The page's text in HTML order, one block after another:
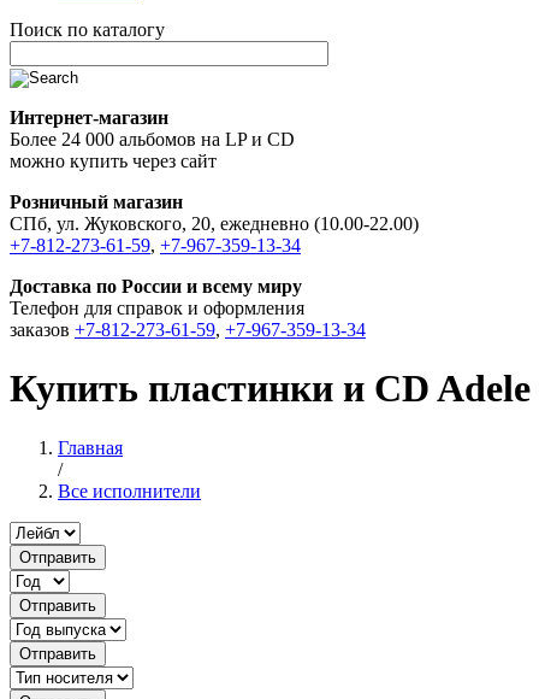
Поиск по каталогу
Интернет-магазин
Более 24 000 альбомов на LP и CD
можно купить через сайт
Розничный магазин
СПб, ул. Жуковского, 20, ежедневно (10.00-22.00)
+7-812-273-61-59, +7-967-359-13-34
Доставка по России и всему миру
Телефон для справок и оформления
заказов +7-812-273-61-59, +7-967-359-13-34
Купить пластинки и CD Adele
Главная
/
Все исполнители
Отправить
Отправить
Отправить